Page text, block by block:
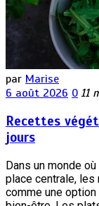
par Marise
6 août 2026 0 11
Recettes
jours
Dans un monde
place centrale,
comme une